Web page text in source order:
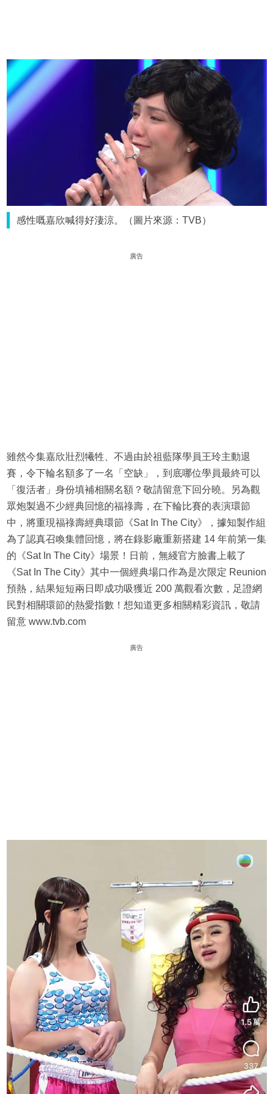
感性嘅嘉欣喊得好淒涼。（圖片來源：TVB）
廣告
雖然今集嘉欣壯烈犧牲、不過由於祖藍隊學員王玲主動退
賽，令下輪名額多了一名「空缺」，到底哪位學員最終可以
「復活者」身份填補相關名額？敬請留意下回分曉。另為觀
眾炮製過不少經典回憶的福祿壽，在下輪比賽的表演環節
中，將重現福祿壽經典環節《Sat In The City》，據知製作組
為了認真召喚集體回憶，將在錄影廠重新搭建 14 年前第一集
的《Sat In The City》場景！日前，無綫官方臉書上載了
《Sat In The City》其中一個經典場口作為是次限定 Reunion
預熱，結果短短兩日即成功吸獲近 200 萬觀看次數，足證網
民對相關環節的熱愛指數！想知道更多相關精彩資訊，敬請
留意 www.tvb.com
廣告